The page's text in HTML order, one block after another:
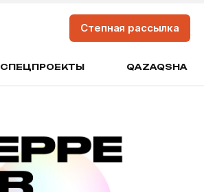
Степная рассылка
СПЕЦПРОЕКТЫ QAZAQSHA